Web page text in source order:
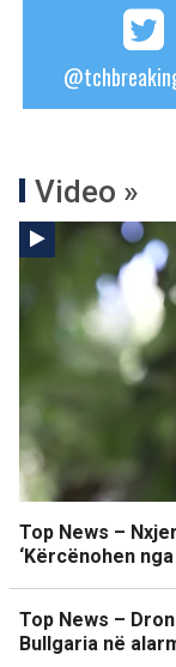
Video »
Top News –
‘Kërcënohen
Top News –
Bullgaria në